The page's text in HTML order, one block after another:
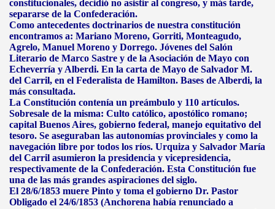
constitucionales, decidió no asistir al congreso, y más tarde,
separarse de la Confederación.
Como antecedentes doctrinarios de nuestra constitución
encontramos a: Mariano Moreno, Gorriti, Monteagudo,
Agrelo, Manuel Moreno y Dorrego. Jóvenes del Salón
Literario de Marco Sastre y de la Asociación de Mayo con
Echeverría y Alberdi. En la carta de Mayo de Salvador M.
del Carril, en el Federalista de Hamilton. Bases de Alberdi, la
más consultada.
La Constitución contenía un preámbulo y 110 artículos.
Sobresale de la misma: Culto católico, apostólico romano;
capital Buenos Aires, gobierno federal, manejo equitativo del
tesoro. Se aseguraban las autonomías provinciales y como la
navegación libre por todos los ríos. Urquiza y Salvador María
del Carril asumieron la presidencia y vicepresidencia,
respectivamente de la Confederación. Esta Constitución fue
una de las más grandes aspiraciones del siglo.
El 28/6/1853 muere Pinto y toma el gobierno Dr. Pastor
Obligado el 24/6/1853 (Anchorena había renunciado a